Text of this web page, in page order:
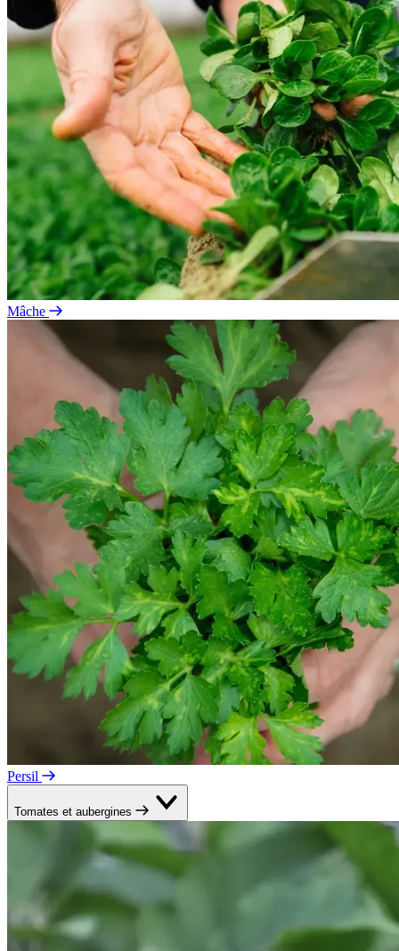
Mâche
Persil
Tomates et aubergines